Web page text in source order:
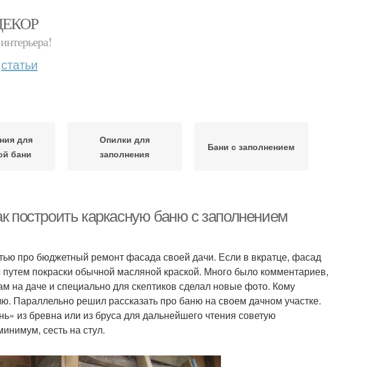
статьи
для
бани
Опилки для
заполнения
Бани с заполнением
построить каркасную баню с заполнением
про бюджетный ремонт фасада своей дачи. Если в вкратце, фасад
покраски обычной масляной краской. Много было комментариев,
на даче и специально для скептиков сделал новые фото. Кому
Параллельно решил рассказать про баню на своем дачном участке.
из бревна или из бруса для дальнейшего чтения советую
сесть на стул.